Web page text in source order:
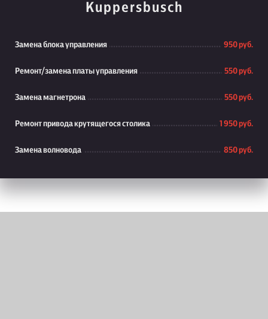
Kuppersbusch
Замена блока управления 950 руб.
Ремонт/замена платы управления 550 руб.
Замена магнетрона 550 руб.
Ремонт привода крутящегося столика 1 950 руб.
Замена волновода 850 руб.